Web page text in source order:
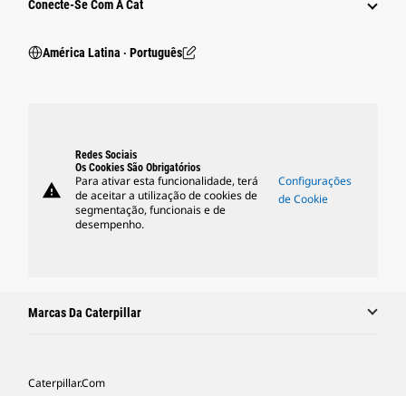
Conecte-Se Com A Cat
América Latina ‧ Português
warning
Redes Sociais
Os Cookies São Obrigatórios
Para ativar esta funcionalidade, terá
de aceitar a utilização de cookies de
segmentação, funcionais e de
desempenho.
Configurações
de Cookie
Marcas Da Caterpillar
Caterpillar.com